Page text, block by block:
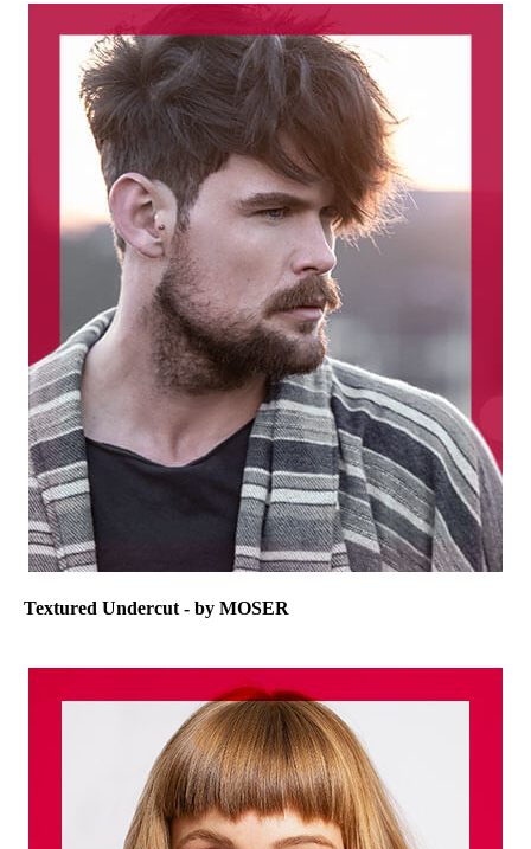
Textured Undercut - by MOSER